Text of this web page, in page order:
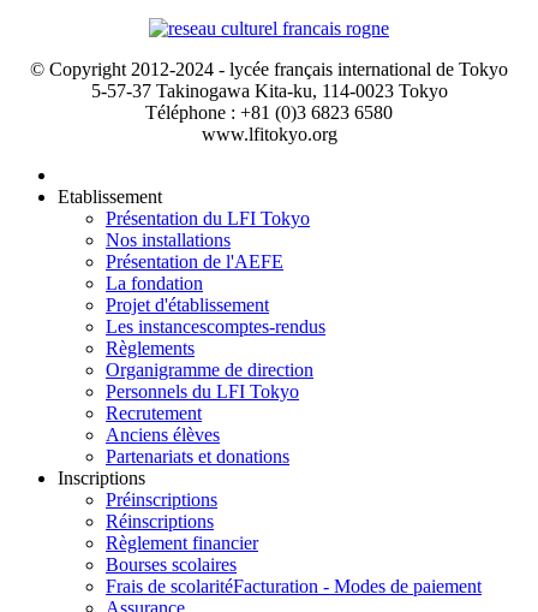
© Copyright 2012-2024 - lycée français international de Tokyo
5-57-37 Takinogawa Kita-ku, 114-0023 Tokyo
Téléphone : +81 (0)3 6823 6580
www.lfitokyo.org
Etablissement
Présentation du LFI Tokyo
Nos installations
Présentation de l'AEFE
La fondation
Projet d'établissement
Les instancescomptes-rendus
Règlements
Organigramme de direction
Personnels du LFI Tokyo
Recrutement
Anciens élèves
Partenariats et donations
Inscriptions
Préinscriptions
Réinscriptions
Règlement financier
Bourses scolaires
Frais de scolaritéFacturation - Modes de paiement
Assurance